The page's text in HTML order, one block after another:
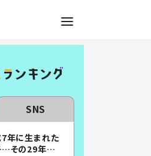
SNS
年に生まれた
…その29年後